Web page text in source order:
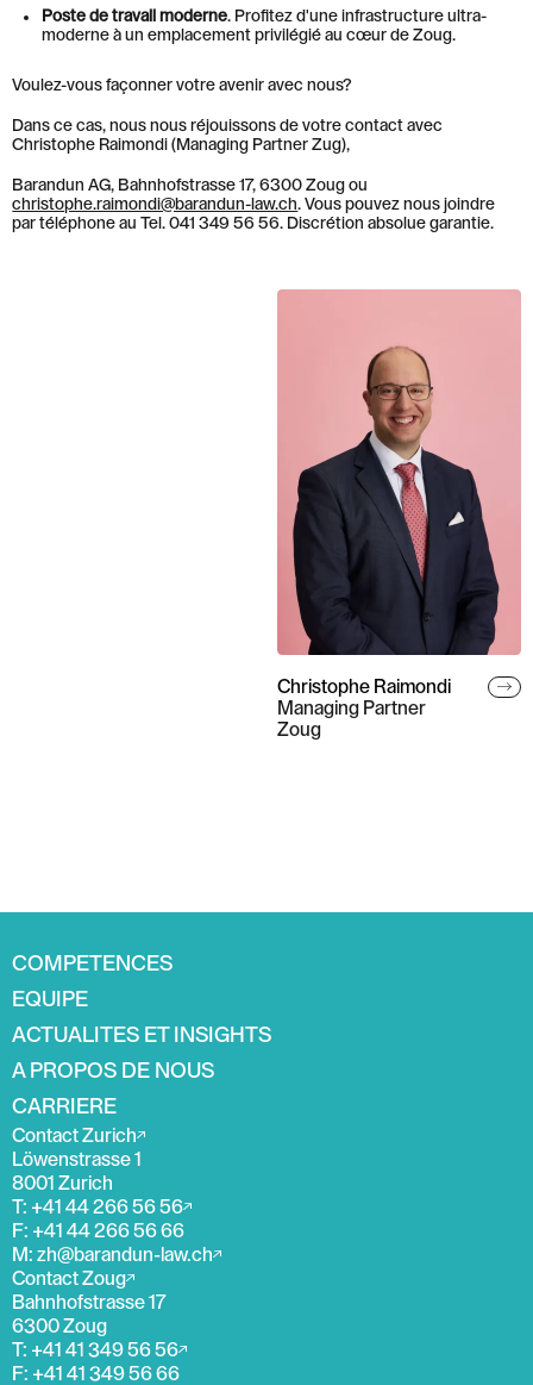
Poste de travail moderne. Profitez d'une infrastructure ultra-
moderne à un emplacement privilégié au cœur de Zoug.
Voulez-vous façonner votre avenir avec nous?
Dans ce cas, nous nous réjouissons de votre contact avec
Christophe Raimondi (Managing Partner Zug),
Barandun AG, Bahnhofstrasse 17, 6300 Zoug ou
christophe.raimondi@barandun-law.ch. Vous pouvez nous joindre
par téléphone au Tel. 041 349 56 56. Discrétion absolue garantie.
Christophe Raimondi
Managing Partner
Zoug
COMPETENCES
EQUIPE
ACTUALITES ET INSIGHTS
A PROPOS DE NOUS
CARRIERE
Contact Zurich
Löwenstrasse 1
8001 Zurich
T: +41 44 266 56 56
F: +41 44 266 56 66
M: zh@barandun-law.ch
Contact Zoug
Bahnhofstrasse 17
6300 Zoug
T: +41 41 349 56 56
F: +41 41 349 56 66